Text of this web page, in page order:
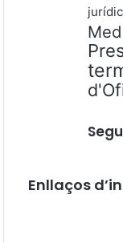
Enllaços